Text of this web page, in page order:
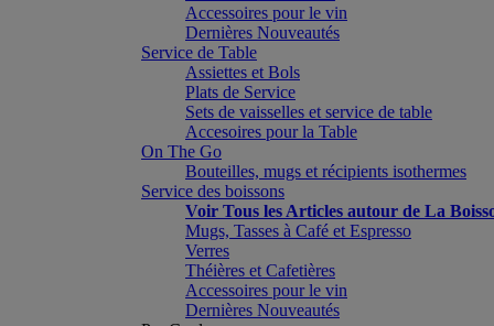
Accessoires pour le vin
Dernières Nouveautés
Service de Table
Assiettes et Bols
Plats de Service
Sets de vaisselles et service de table
Accesoires pour la Table
On The Go
Bouteilles, mugs et récipients isothermes
Service des boissons
Voir Tous les Articles autour de La
Mugs, Tasses à Café et Espresso
Verres
Théières et Cafetières
Accessoires pour le vin
Dernières Nouveautés